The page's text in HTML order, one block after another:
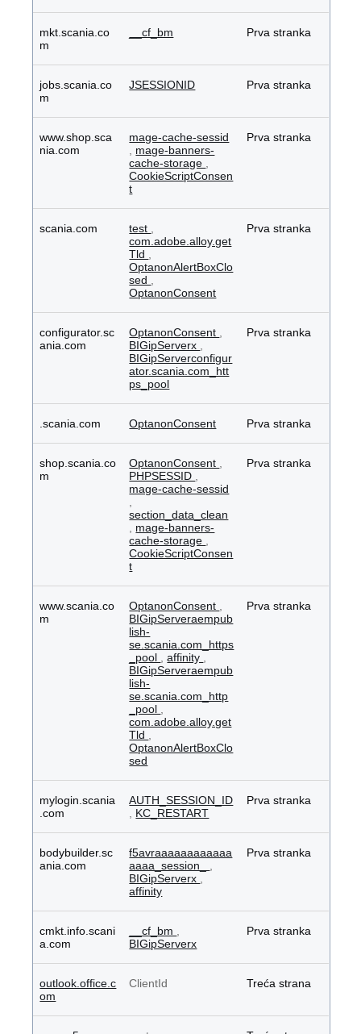
mkt.scania.co
m
__cf_bm Prva stranka
jobs.scania.co
m
JSESSIONID Prva stranka
www.shop.sca
nia.com
mage-cache-sessid
mage-banners-
cache-storage
CookieScriptConsen
t
Prva stranka
scania.com test
com.adobe.alloy.get
Tld
OptanonAlertBoxClo
sed
OptanonConsent
Prva stranka
configurator.sc
ania.com
OptanonConsent
BIGipServerx
BIGipServerconfigur
ator.scania.com_htt
ps_pool
Prva stranka
.scania.com OptanonConsent Prva stranka
shop.scania.co
m
OptanonConsent
PHPSESSID
mage-cache-sessid
section_data_clean
mage-banners-
cache-storage
CookieScriptConsen
t
Prva stranka
www.scania.co
m
OptanonConsent
BIGipServeraempub
lish-
se.scania.com_https
_pool
,affinity
BIGipServeraempub
lish-
se.scania.com_http
_pool
com.adobe.alloy.get
Tld
OptanonAlertBoxClo
sed
Prva stranka
mylogin.scania
.com
AUTH_SESSION_ID
KC_RESTART
Prva stranka
bodybuilder.sc
ania.com
f5avraaaaaaaaaaaa
aaaa_session_
BIGipServerx
affinity
Prva stranka
cmkt.info.scani
a.com
__cf_bm
BIGipServerx
Prva stranka
outlook.office.c
om
ClientId Treća strana